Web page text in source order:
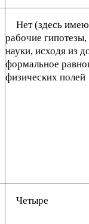
Нет (здесь
рабочие
науки, исходя из
формальное
физических полей
Четыре